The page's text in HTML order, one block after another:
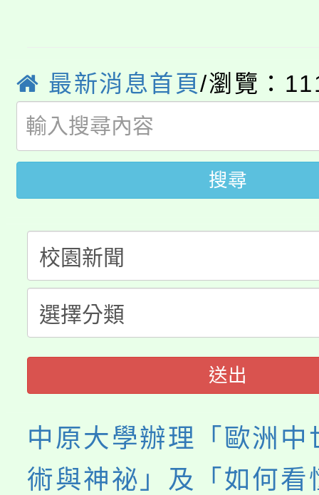
生本土語及新住民語歌
公告本校115學年度第
代理(課)教師甄選結果(
公告本校115學年度第
代理(課)教師甄選結果(
轉知中國文化大學推廣
《TA101》溝通分析基
程，歡迎學生輔導中心
心理、諮商輔導、社會
系所師生報名參加。
轉知苗栗縣政府辦理
縣市「校園短影音徵選
門員」簡章及活動海報
踴躍報名參加。
桃園市115學年度學生
要點
「桃園市補助參觀特色
展演活動實施計畫」
115年度「教育部表揚
義教育推展貢獻獎」
最新消息首頁/瀏覽：
搜尋
送出
中原大學辦理「歐洲中
術與神祕」及「如何看